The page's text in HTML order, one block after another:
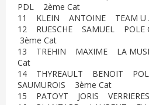
PDL 2ème Cat
11 KLEIN ANTOINE TEAM U
12 RUESCHE SAMUEL POLE
3ème Cat
13 TREHIN MAXIME LA
Cat
14 THYREAULT BENOIT
SAUMUROIS 3ème Cat
15 PATOYT JORIS